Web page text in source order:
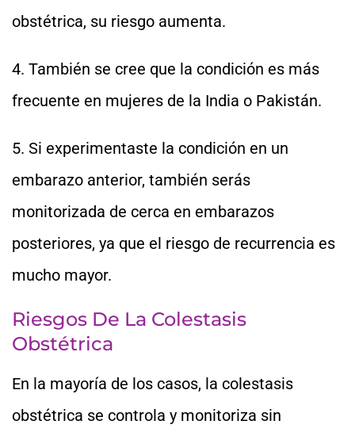
obstétrica, su riesgo aumenta.
4. También se cree que la condición es más
frecuente en mujeres de la India o Pakistán.
5. Si experimentaste la condición en un
embarazo anterior, también serás
monitorizada de cerca en embarazos
posteriores, ya que el riesgo de recurrencia es
mucho mayor.
Riesgos De La Colestasis
Obstétrica
En la mayoría de los casos, la colestasis
obstétrica se controla y monitoriza sin